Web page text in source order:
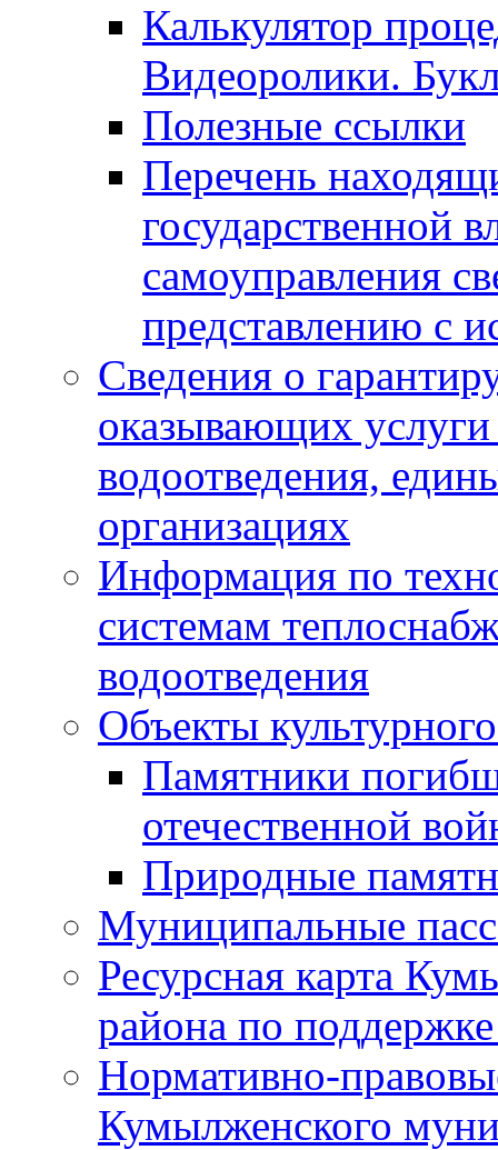
Калькулятор
Видеоролики.
Полезные ссылки
Перечень
государственной
самоуправления
представлению с
Сведения о
оказывающих
водоотведения,
организациях
Информация по
системам
водоотведения
Объекты
Памятники
отечественной
Природные
Муниципальные
Ресурсная карта
района по
Нормативно-
Кумылженского